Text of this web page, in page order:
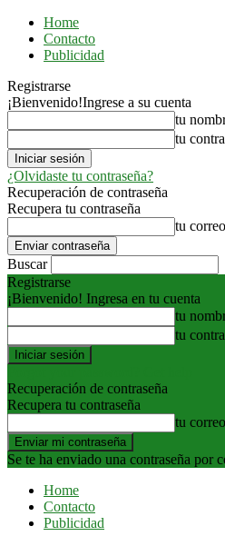
Home
Contacto
Publicidad
Registrarse
¡Bienvenido!Ingrese a su cuenta
tu
tu
¿Olvidaste tu contraseña?
Recuperación de contraseña
Recupera tu contraseña
tu
Buscar
Registrarse
¡Bienvenido! Ingresa en tu cuenta
tu
tu
Recuperación de contraseña
Recupera tu contraseña
tu
Se te ha enviado una contraseña por
Home
Contacto
Publicidad